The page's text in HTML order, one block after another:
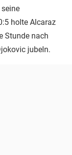
holte Alcaraz
Stunde nach
jubeln.